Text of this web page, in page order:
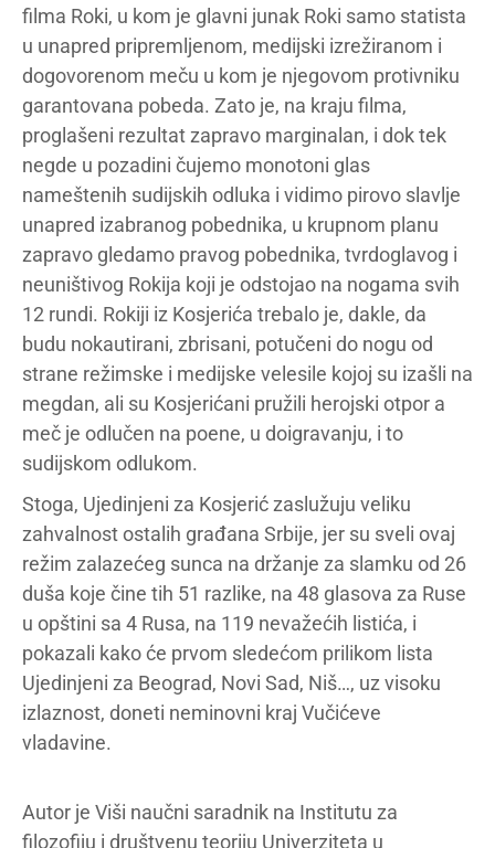
filma Roki, u kom je glavni junak Roki samo statista
u unapred pripremljenom, medijski izrežiranom i
dogovorenom meču u kom je njegovom protivniku
garantovana pobeda. Zato je, na kraju filma,
proglašeni rezultat zapravo marginalan, i dok tek
negde u pozadini čujemo monotoni glas
nameštenih sudijskih odluka i vidimo pirovo slavlje
unapred izabranog pobednika, u krupnom planu
zapravo gledamo pravog pobednika, tvrdoglavog i
neuništivog Rokija koji je odstojao na nogama svih
12 rundi. Rokiji iz Kosjerića trebalo je, dakle, da
budu nokautirani, zbrisani, potučeni do nogu od
strane režimske i medijske velesile kojoj su izašli na
megdan, ali su Kosjerićani pružili herojski otpor a
meč je odlučen na poene, u doigravanju, i to
sudijskom odlukom.
Stoga, Ujedinjeni za Kosjerić zaslužuju veliku
zahvalnost ostalih građana Srbije, jer su sveli ovaj
režim zalazećeg sunca na držanje za slamku od 26
duša koje čine tih 51 razlike, na 48 glasova za Ruse
u opštini sa 4 Rusa, na 119 nevažećih listića, i
pokazali kako će prvom sledećom prilikom lista
Ujedinjeni za Beograd, Novi Sad, Niš…, uz visoku
izlaznost, doneti neminovni kraj Vučićeve
vladavine.
Autor je Viši naučni saradnik na Institutu za
filozofiju i društvenu teoriju Univerziteta u